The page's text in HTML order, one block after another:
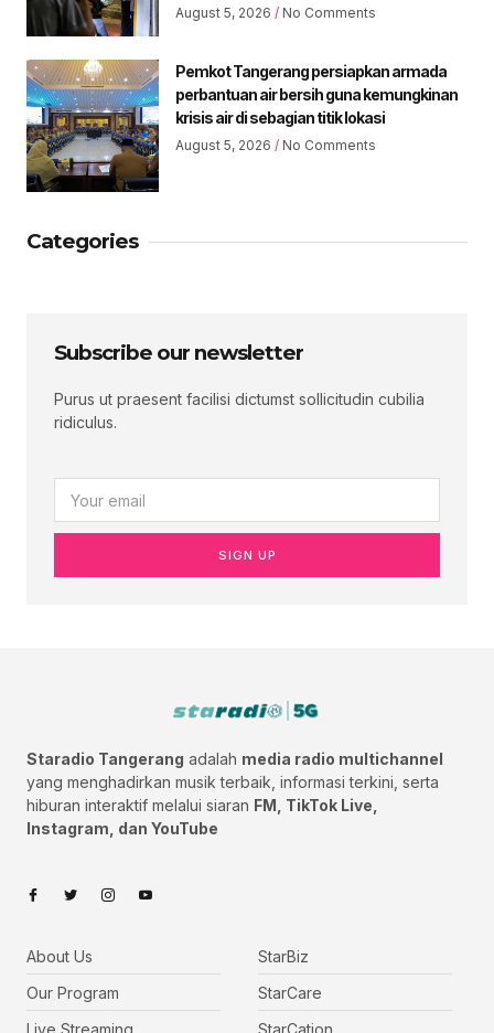
August 5, 2026 No Comments
Pemkot Tangerang persiapkan armada
perbantuan air bersih guna kemungkinan
krisis air di sebagian titik lokasi
August 5, 2026 No Comments
Categories
Subscribe our newsletter
Purus ut praesent facilisi dictumst sollicitudin cubilia
ridiculus.
SIGN UP
Staradio Tangerang adalah media radio multichannel
yang menghadirkan musik terbaik, informasi terkini, serta
hiburan interaktif melalui siaran FM, TikTok Live,
Instagram, dan YouTube
About Us
Our Program
StarBiz
StarCare